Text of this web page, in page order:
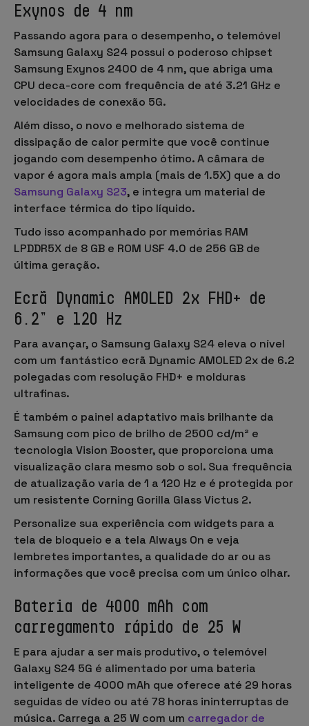
Exynos de 4 nm
Passando agora para o desempenho, o telemóvel
Samsung Galaxy S24 possui o poderoso chipset
Samsung Exynos 2400 de 4 nm, que abriga uma
CPU deca-core com frequência de até 3.21 GHz e
velocidades de conexão 5G.
Além disso, o novo e melhorado sistema de
dissipação de calor permite que você continue
jogando com desempenho ótimo. A câmara de
vapor é agora mais ampla (mais de 1.5X) que a do
Samsung Galaxy S23, e integra um material de
interface térmica do tipo líquido.
Tudo isso acompanhado por memórias RAM
LPDDR5X de 8 GB e ROM USF 4.0 de 256 GB de
última geração.
Ecrã Dynamic AMOLED 2x FHD+ de
6.2” e 120 Hz
Para avançar, o Samsung Galaxy S24 eleva o nível
com um fantástico ecrã Dynamic AMOLED 2x de 6.2
polegadas com resolução FHD+ e molduras
ultrafinas.
É também o painel adaptativo mais brilhante da
Samsung com pico de brilho de 2500 cd/m² e
tecnologia Vision Booster, que proporciona uma
visualização clara mesmo sob o sol. Sua frequência
de atualização varia de 1 a 120 Hz e é protegida por
um resistente Corning Gorilla Glass Victus 2.
Personalize sua experiência com widgets para a
tela de bloqueio e a tela Always On e veja
lembretes importantes, a qualidade do ar ou as
informações que você precisa com um único olhar.
Bateria de 4000 mAh com
carregamento rápido de 25 W
E para ajudar a ser mais produtivo, o telemóvel
Galaxy S24 5G é alimentado por uma bateria
inteligente de 4000 mAh que oferece até 29 horas
seguidas de vídeo ou até 78 horas ininterruptas de
música. Carrega a 25 W com um carregador de